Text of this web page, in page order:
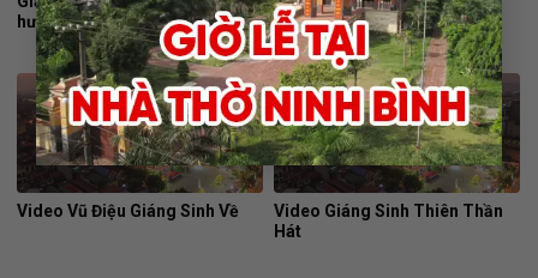
hương mùa Chay Năm Thánh
niệm 125 năm thành lập
Video Vũ Điệu Giáng Sinh Về
Video Giáng Sinh Thiên Thần
Hát